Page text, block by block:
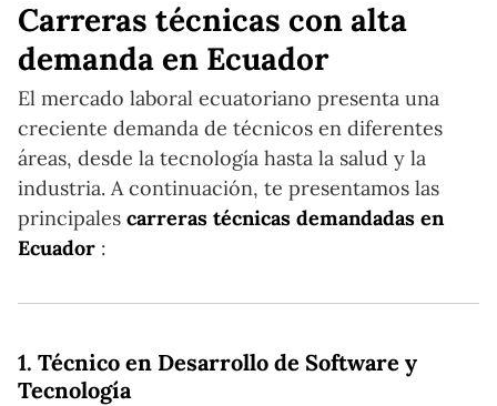
Carreras técnicas con alta
demanda en Ecuador
El mercado laboral ecuatoriano presenta una
creciente demanda de técnicos en diferentes
áreas, desde la tecnología hasta la salud y la
industria. A continuación, te presentamos las
principales carreras técnicas demandadas en
Ecuador :
1. Técnico en Desarrollo de Software y
Tecnología